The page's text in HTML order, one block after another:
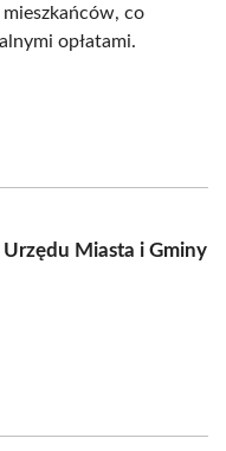
co
opłatami.
Miasta i Gminy